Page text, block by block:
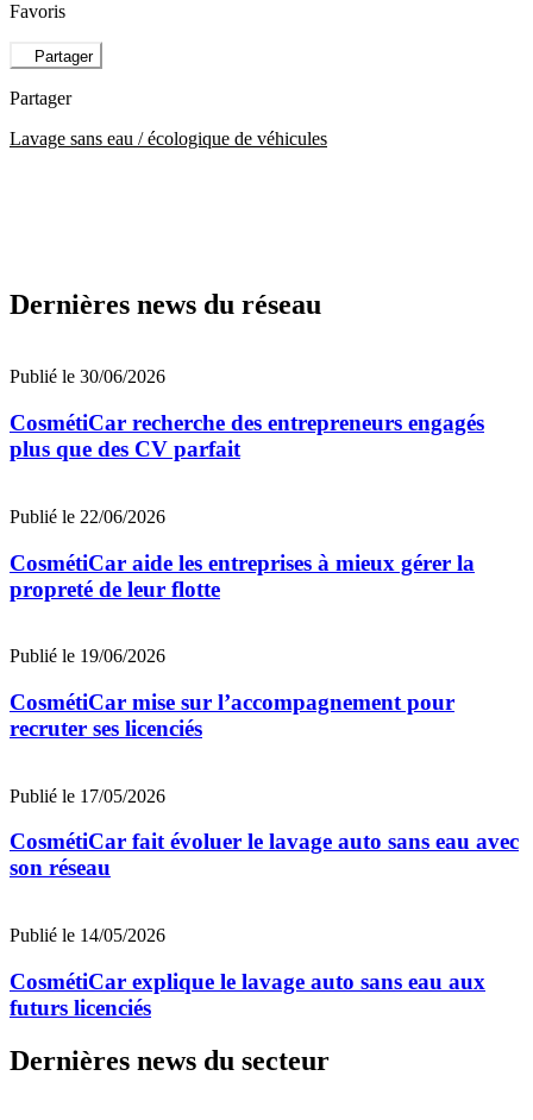
Favoris
Partager
Partager
Lavage sans eau / écologique de véhicules
Dernières news du réseau
Publié le 30/06/2026
CosmétiCar recherche des entrepreneurs engagés
plus que des CV parfait
Publié le 22/06/2026
CosmétiCar aide les entreprises à mieux gérer la
propreté de leur flotte
Publié le 19/06/2026
CosmétiCar mise sur l’accompagnement pour
recruter ses licenciés
Publié le 17/05/2026
CosmétiCar fait évoluer le lavage auto sans eau avec
son réseau
Publié le 14/05/2026
CosmétiCar explique le lavage auto sans eau aux
futurs licenciés
Dernières news du secteur